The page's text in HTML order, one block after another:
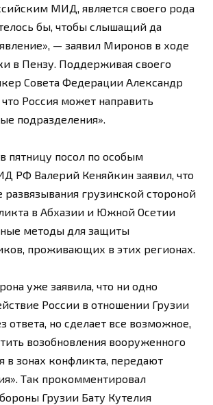
МИД, является своего рода
бы, чтобы слышащий да
— заявил Миронов в ходе
в Пензу. Поддерживая своего
Совета Федерации Александр
Россия может направить
подразделения».
пятницу посол по особым
РФ Валерий Кеняйкин заявил, что
развязывания грузинской стороной
в Абхазии и Южной Осетии
методы для защиты
проживающих в этих регионах.
уже заявила, что ни одно
России в отношении Грузии
ответа, но сделает все возможное,
возобновления вооруженного
в зонах конфликта, передают
Так прокомментировал
Грузии Бату Кутелия